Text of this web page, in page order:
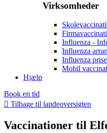
Virksomheder
Influenza -
Influenza
Influenza
Mobil
Hjælp
Book en tid
Tilbage til landeoversigten
Vaccinationer til